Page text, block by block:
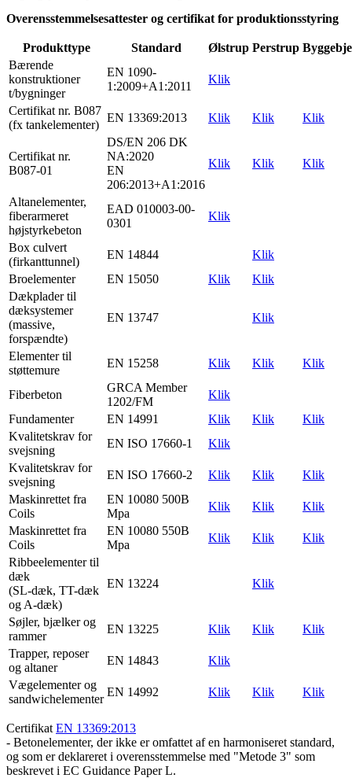
Overensstemmelsesattester og certifikat for produktionsstyring
Produkttype Standard Ølstrup Perstrup
Bærende
konstruktioner
t/bygninger
EN 1090-
1:2009+A1:2011
Klik
Certifikat nr. B087
(fx tankelementer)
EN 13369:2013 Klik Klik Klik
Certifikat nr.
B087-01
DS/EN 206 DK
NA:2020
EN
206:2013+A1:2016
Klik Klik Klik
Altanelementer,
fiberarmeret
højstyrkebeton
EAD 010003-00-
0301
Klik
Box culvert
(firkanttunnel)
EN 14844
Klik
Broelementer
EN 15050 Klik
Klik
Dækplader til
dæksystemer
(massive,
forspændte)
EN 13747 Klik
Elementer til
støttemure
EN 15258 Klik Klik Klik
Fiberbeton
GRCA Member
1202/FM
Klik
Fundamenter
EN 14991 Klik Klik
Klik
Kvalitetskrav for
svejsning
EN ISO 17660-1
Klik
Kvalitetskrav for
svejsning
EN ISO 17660-2 Klik Klik
Klik
Maskinrettet fra
Coils
EN 10080 500B
Mpa
Klik Klik
Klik
Maskinrettet fra
Coils
EN 10080 550B
Mpa
Klik Klik
Klik
Ribbeelementer til
dæk
(SL-dæk, TT-dæk
og A-dæk)
EN 13224 Klik
Søjler, bjælker og
rammer
EN 13225 Klik Klik
Klik
Trapper, reposer
og altaner
EN 14843
Klik
Vægelementer og
sandwichelementer
EN 14992 Klik Klik Klik
Certifikat EN 13369:2013
- Betonelementer, der ikke er omfattet af en harmoniseret standard,
og som er deklareret i overensstemmelse med "Metode 3" som
beskrevet i EC Guidance Paper L.